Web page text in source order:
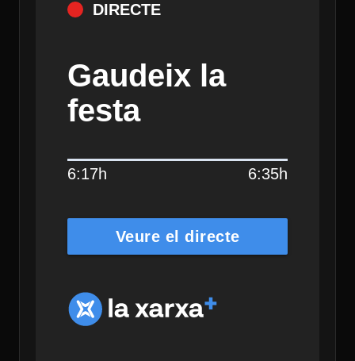
DIRECTE
Gaudeix la
festa
6:17h 6:35h
Veure el directe